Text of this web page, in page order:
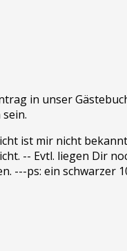
in unser
ist mir nicht
-- Evtl. liegen Dir
---ps: ein schwarzer